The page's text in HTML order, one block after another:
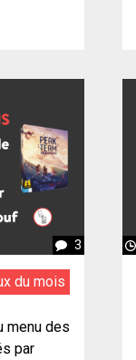
3
du mois
menu des
par